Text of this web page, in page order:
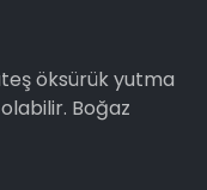
öksürük yutma
Boğaz